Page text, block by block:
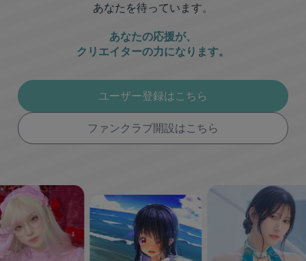
あなたを待っています。
あなたの応援が、
クリエイターの力になります。
ユーザー登録はこちら
ファンクラブ開設はこちら